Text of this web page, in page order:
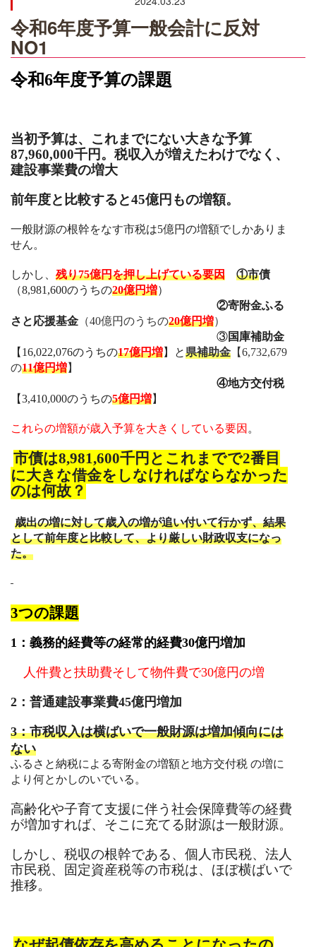
令和6年度予算一般会計に反対
NO1
令和6年度予算の課題
当初予算は、これまでにない大きな予算
87,960,000千円。税収入が増えたわけでなく、
建設事業費の増大
前年度と比較すると45億円もの増額。
一般財源の根幹をなす市税は5億円の増額でしかありま
せん。
しかし、 残り75億円を押し上げている要因 ①市債
（8,981,600のうちの20億円増）
②寄附金ふる
さと応援基金 （40億円のうちの20億円増）
③国庫補助金
【 16,022,076のうちの17億円増】と県補助金 【6,732,679
の11億円増】
④地方交付税
【3,410,000のうちの5億円増】
これらの増額が歳入予算を大きくしている要因 。
市債は8,981,600千円とこれまでで2番目
に大きな借金をしなければならなかった
のは何故？
歳出の増に対して歳入の増が追い付いて行かず、結果
として前年度と比較して、より厳しい財政収支になっ
た。
3つの課題
1 ：義務的経費等の経常的経費30億円増加
人件費と扶助費そして物件費で30億円の増
2 ：普通建設事業費45億円増加
3：市税収入は横ばいで一般財源は増加傾向には
ない
ふるさと納税による寄附金の増額と地方交付税 の増に
より何とかしのいでいる。
高齢化や子育て支援に伴う社会保障費等の経費
が増加すれば、そこに充てる財源は一般財源。
しかし、税収の根幹である、個人市民税、法人
市民税、固定資産税等の市税は、ほぼ横ばいで
推移。